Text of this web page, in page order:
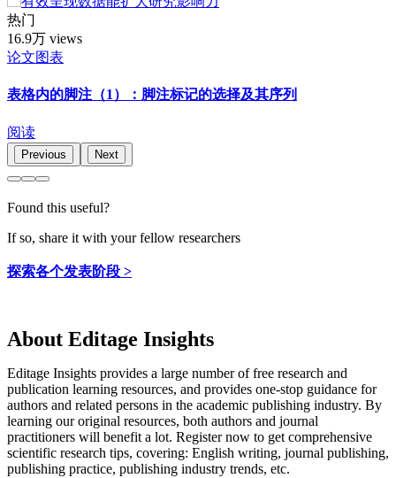
热门
16.9万 views
论文图表
表格内的脚注（1）：脚注标记的选择及其序列
阅读
Previous Next
Found this useful?
If so, share it with your fellow researchers
探索各个发表阶段 >
About Editage Insights
Editage Insights provides a large number of free research and
publication learning resources, and provides one-stop guidance for
authors and related persons in the academic publishing industry. By
learning our original resources, both authors and journal
practitioners will benefit a lot. Register now to get comprehensive
scientific research tips, covering: English writing, journal publishing,
publishing practice, publishing industry trends, etc.